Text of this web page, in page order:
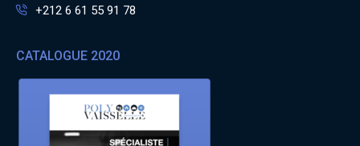
+212 6 61 55 91 78
CATALOGUE 2020